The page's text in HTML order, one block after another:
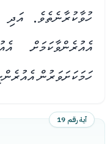
ހުވާކުރާނެތެވެ. އަދި
އެއުރެންވާކަމަށް
ހަމަކަށަވަރުން
آية رقم 19